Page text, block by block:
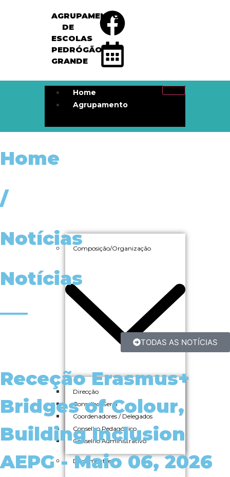
AGRUPAMENTO
DE
ESCOLAS
PEDRÓGÃO
GRANDE
Home
Agrupamento
Composição/Organização
Direcção
Conselho Geral
Coordenadores / Delegados
Conselho Pedagógico
Conselho Administrativo
Documentos
Home
/
Notícias
Notícias
TODAS AS NOTÍCIAS
Receção Erasmus+
Bridges of Colour,
Building Inclusion
AEPG - Maio 06, 2026